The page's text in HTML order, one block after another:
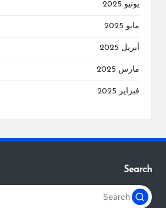
يونيو 2025
مايو 2025
أبريل 2025
مارس 2025
فبراير 2025
Search